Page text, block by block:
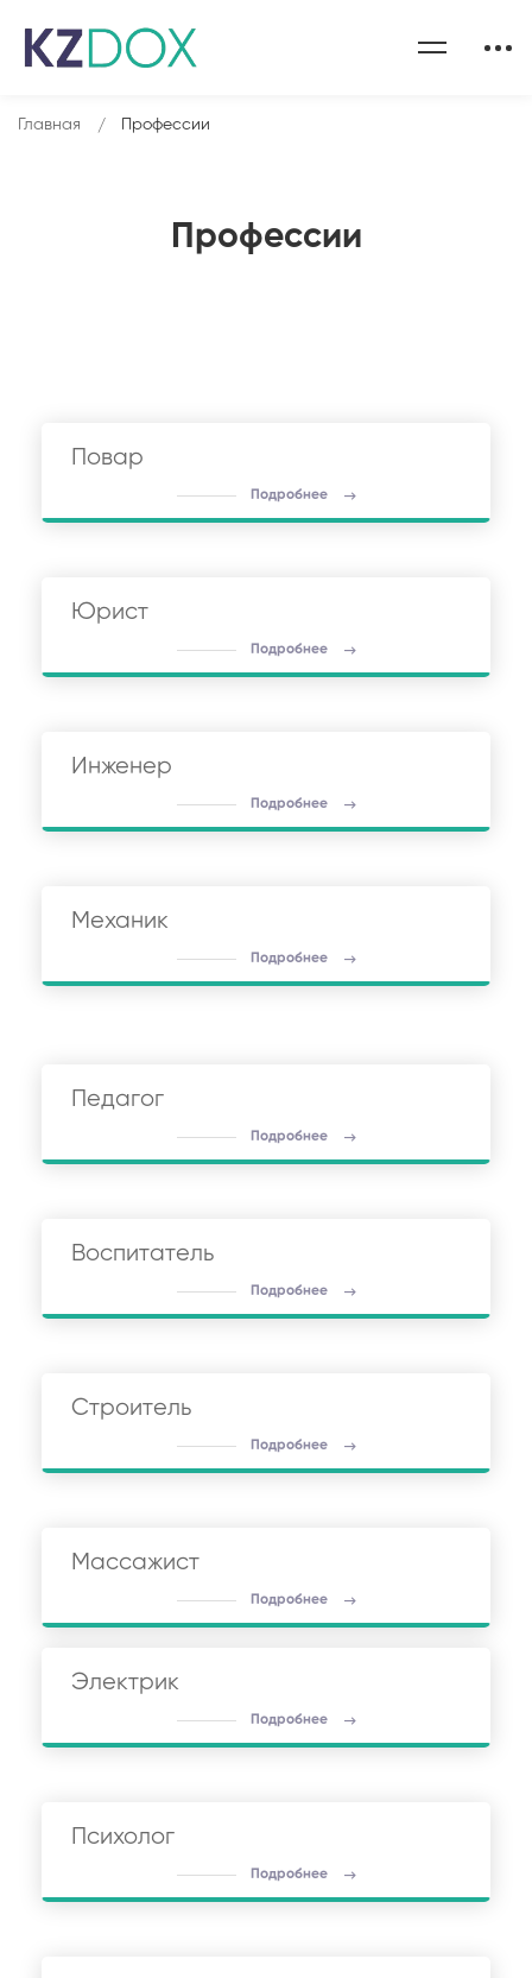
Профессии
Главная Профессии
Повар
Подробнее
Юрист
Подробнее
Инженер
Подробнее
Механик
Подробнее
Педагог
Подробнее
Воспитатель
Подробнее
Строитель
Подробнее
Массажист
Подробнее
Электрик
Подробнее
Психолог
Подробнее